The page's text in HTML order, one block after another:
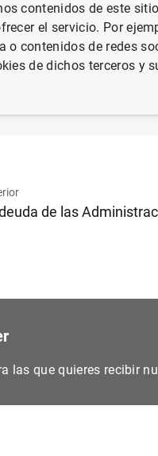
BANCO DE ESPAÑA
de las
las que quieres recibir
contenidos de este
el servicio. Por
o contenidos de redes
de dichos terceros y